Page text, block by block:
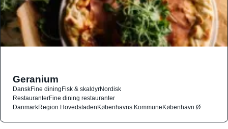
Geranium
DanskFine diningFisk & skaldyrNordisk
RestauranterFine dining restauranter
DanmarkRegion HovedstadenKøbenhavns KommuneKøbenhavn Ø